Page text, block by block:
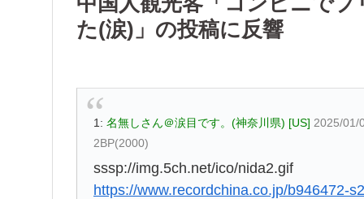
た(涙)」の投稿に反響
1: 名無しさん＠涙目です。(神奈川県) [US] 2025/01/
2BP(2000)
sssp://img.5ch.net/ico/nida2.gif
https://www.recordchina.co.jp/b946472-